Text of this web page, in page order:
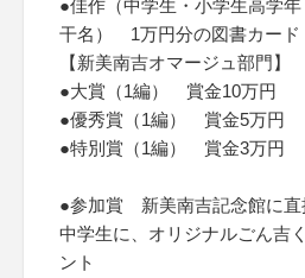
●佳作（中学生・小学生高学
干名） 1万円分の図書カード
【新美南吉オマージュ部門】
●大賞（1編） 賞金10万円
●優秀賞（1編） 賞金5万円
●特別賞（1編） 賞金3万円
●参加賞 新美南吉記念館に直
中学生に、オリジナルごん吉
ント